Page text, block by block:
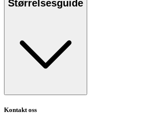
Størrelsesguide
Kontakt oss